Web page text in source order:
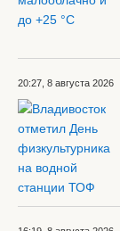
20:27, 8 августа 2026